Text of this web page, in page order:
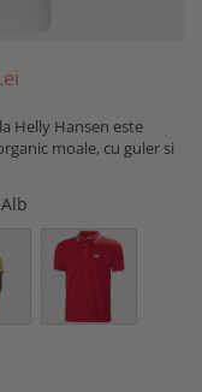
Helly Hansen este
moale, cu guler si